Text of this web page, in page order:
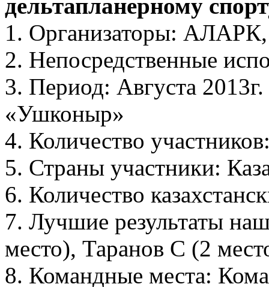
дельтапланерному
1. Организаторы:
2. Непосредственные
3. Период: Августа
«Ушконыр»
4. Количество
5. Страны участники:
6. Количество
7. Лучшие результаты
место), Таранов С (2
8. Командные места: